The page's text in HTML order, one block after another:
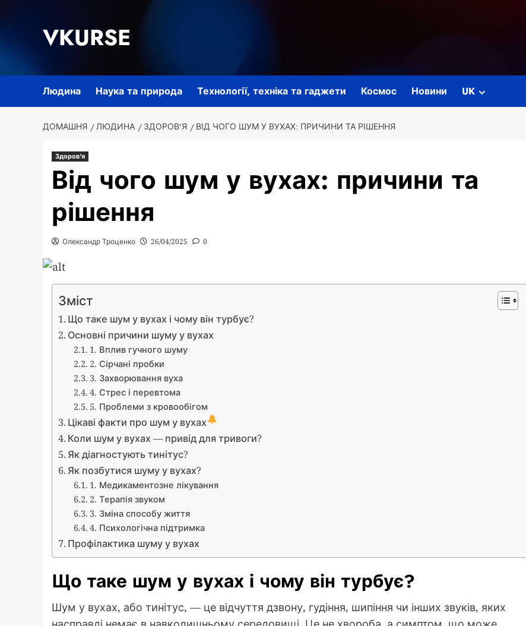
VKURSE
Людина Наука та природа Технології, техніка та гаджети Космос Новини UK
ДОМАШНЯ ЛЮДИНА ЗДОРОВ'Я ВІД ЧОГО ШУМ У ВУХАХ: ПРИЧИНИ ТА РІШЕННЯ
Здоров'я
Від чого шум у вухах: причини та
рішення
Олександр Троценко 26/04/2025 0
Зміст
Що таке шум у вухах і чому він турбує?
Основні причини шуму у вухах
1. Вплив гучного шуму
2. Сірчані пробки
3. Захворювання вуха
4. Стрес і перевтома
5. Проблеми з кровообігом
Цікаві факти про шум у вухах
Коли шум у вухах — привід для тривоги?
Як діагностують тинітус?
Як позбутися шуму у вухах?
1. Медикаментозне лікування
2. Терапія звуком
3. Зміна способу життя
4. Психологічна підтримка
Профілактика шуму у вухах
Що таке шум у вухах і чому він турбує?
Шум у вухах, або тинітус, — це відчуття дзвону, гудіння, шипіння чи інших звуків, яких